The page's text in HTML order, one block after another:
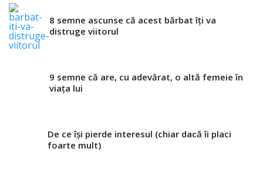
8 semne ascunse că acest bărbat îți va
distruge viitorul
9 semne că are, cu adevărat, o altă femeie în
viața lui
De ce își pierde interesul (chiar dacă îi placi
foarte mult)